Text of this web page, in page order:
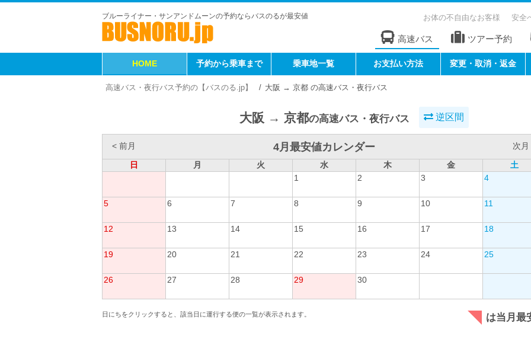
ブルーライナー・サンアンドムーンの予約ならバスのるが最安値 お体の不自由なお客様 安全
高速バス ツアー予約
HOME 予約から乗車まで 乗車地一覧 お支払い方法 変更・取消・返金
高速バス・夜行バス予約の【バスのる.jp】 大阪 → 京都 の高速バス・夜行バス
大阪 → 京都の高速バス・夜行バス 逆区間
< 前月 4月最安値カレンダー
次月
日
月 火 水 木 金
土
1
2 3 4
5 6 7 8 9 10 11
12 13 14 15 16 17 18
19 20 21 22 23 24 25
26 27 28 29 30
日にちをクリックすると、該当日に運行する便の一覧が表示されます。 は当月最